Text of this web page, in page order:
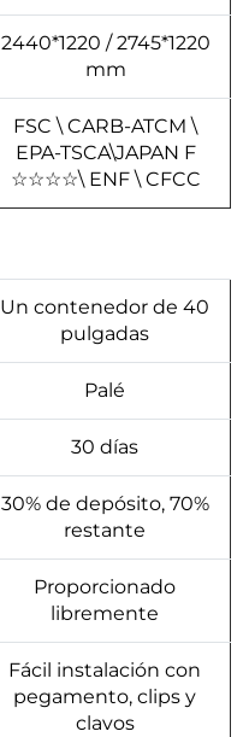
2440*1220 / 2745*1220
mm
FSC \ CARB-ATCM \
EPA-TSCA\JAPAN F
☆☆☆☆\ ENF \ CFCC
Un contenedor de 40
pulgadas
Palé
30 días
30% de depósito, 70%
restante
Proporcionado
libremente
Fácil instalación con
pegamento, clips y
clavos